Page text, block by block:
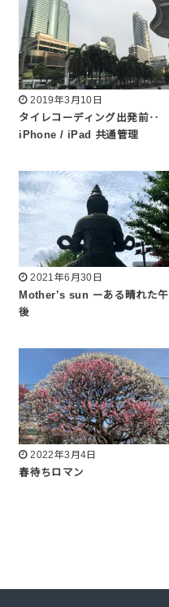
2019年3月10日
タイレコーディング出発前‥
iPhone / iPad 共通管理
2021年6月30日
Mother’s sun ーある晴れた午
後
2022年3月4日
春待ちロマン